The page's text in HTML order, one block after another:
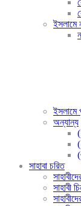
ইসলামে
ইসলামে
অন্যান্য
সাহাবা চরিত
সাহাবী